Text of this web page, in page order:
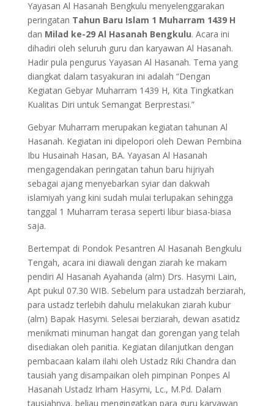
Yayasan Al Hasanah Bengkulu menyelenggarakan
peringatan Tahun Baru Islam 1 Muharram 1439 H
dan Milad ke-29 Al Hasanah Bengkulu. Acara ini
dihadiri oleh seluruh guru dan karyawan Al Hasanah.
Hadir pula pengurus Yayasan Al Hasanah. Tema yang
diangkat dalam tasyakuran ini adalah “Dengan
Kegiatan Gebyar Muharram 1439 H, Kita Tingkatkan
Kualitas Diri untuk Semangat Berprestasi.”
Gebyar Muharram merupakan kegiatan tahunan Al
Hasanah. Kegiatan ini dipelopori oleh Dewan Pembina
Ibu Husainah Hasan, BA. Yayasan Al Hasanah
mengagendakan peringatan tahun baru hijriyah
sebagai ajang menyebarkan syiar dan dakwah
islamiyah yang kini sudah mulai terlupakan sehingga
tanggal 1 Muharram terasa seperti libur biasa-biasa
saja.
Bertempat di Pondok Pesantren Al Hasanah Bengkulu
Tengah, acara ini diawali dengan ziarah ke makam
pendiri Al Hasanah Ayahanda (alm) Drs. Hasymi Lain,
Apt pukul 07.30 WIB. Sebelum para ustadzah berziarah,
para ustadz terlebih dahulu melakukan ziarah kubur
(alm) Bapak Hasymi. Selesai berziarah, dewan asatidz
menikmati minuman hangat dan gorengan yang telah
disediakan oleh panitia. Kegiatan dilanjutkan dengan
pembacaan kalam ilahi oleh Ustadz Riki Chandra dan
tausiah yang disampaikan oleh pimpinan Ponpes Al
Hasanah Ustadz Irham Hasymi, Lc., M.Pd. Dalam
tausiahnya, beliau mengingatkan para guru karyawan